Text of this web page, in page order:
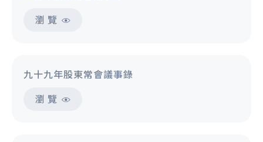
瀏 覽
九十九年股東常會議事錄
瀏 覽